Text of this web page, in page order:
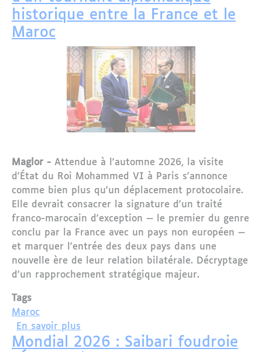
historique entre la France et le
Maroc
Maglor - Attendue à l'automne 2026, la visite
d'État du Roi Mohammed VI à Paris s'annonce
comme bien plus qu'un déplacement protocolaire.
Elle devrait consacrer la signature d'un traité
franco-marocain d'exception — le premier du genre
conclu par la France avec un pays non européen —
et marquer l'entrée des deux pays dans une
nouvelle ère de leur relation bilatérale. Décryptage
d'un rapprochement stratégique majeur.
Tags
Maroc
En savoir plus
Mondial 2026 : Saibari foudroie